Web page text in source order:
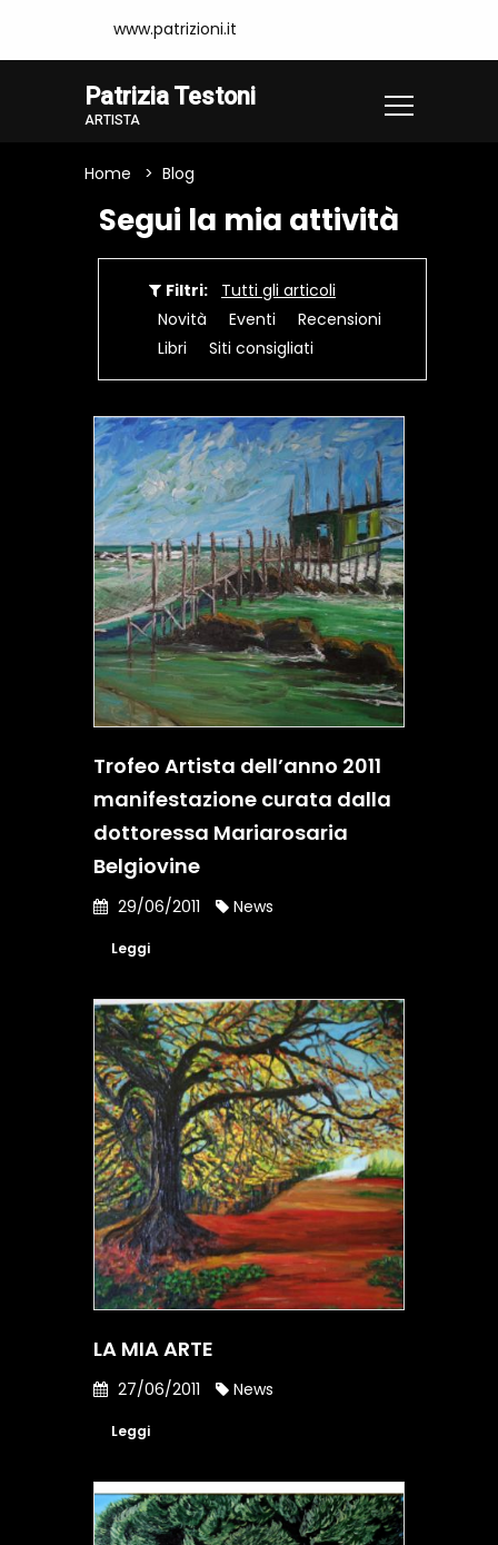
www.patrizioni.it
Patrizia Testoni
ARTISTA
Home Blog
Segui la mia attività
Filtri:
Tutti gli articoli
Novità
Eventi
Recensioni
Libri
Siti consigliati
Trofeo Artista dell’anno 2011
manifestazione curata dalla
dottoressa Mariarosaria
Belgiovine
29/06/2011 News
Leggi
LA MIA ARTE
27/06/2011 News
Leggi